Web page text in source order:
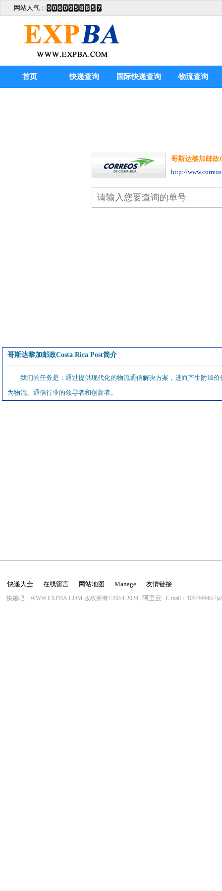
网站人气：
首页 快递查询 国际快递查询 物流查询
哥斯达黎加邮政
http://
哥斯达黎加邮政Costa Rica Post简介
我们的任务是：通过提供现代化的物流通信解决方案，进而产生附加
为物流、通信行业的领导者和创新者。
快递大全 在线留言 网站地图 Manage 友情链接
快递吧 WWW.EXPBA.COM 版权所有©2014-2024 阿里云 E-mail：